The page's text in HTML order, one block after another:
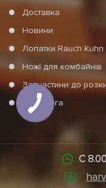
Доставка
Новини
Лопатки Rauch Kuhn
Ножі для комбайнів
Запчастини до розкидачів
Допомога
С